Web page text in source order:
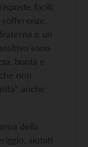
facili;
e un
sono
bontà e
non
anche
della
aiutati